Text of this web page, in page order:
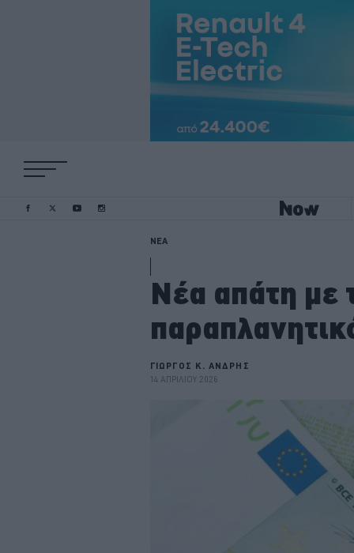
ΝΕΑ
Νέα απάτη με
ΓΙΩΡΓΟΣ Κ. ΑΝΔΡΗΣ
14 ΑΠΡΙΛΙΟΥ 2026